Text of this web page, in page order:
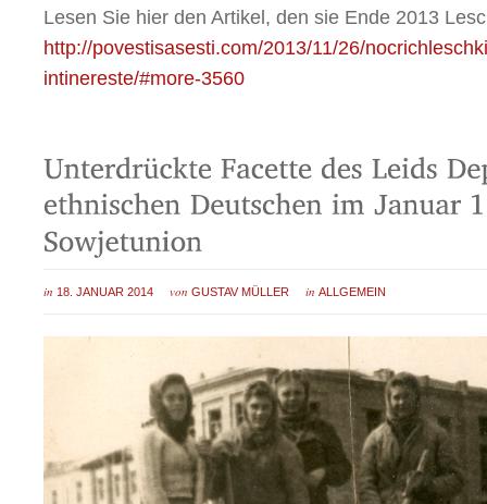
Lesen Sie hier den Artikel, den sie Ende 2013
http://povestisasesti.com/2013/11/26/
intinereste/#more-3560
in 18. JANUAR 2014 von GUSTAV MÜLLER in ALLGEMEIN